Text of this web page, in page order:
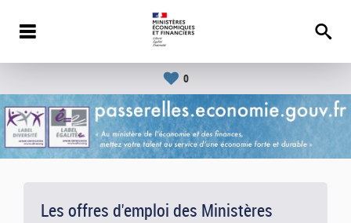
0
Les offres d'emploi des Ministères